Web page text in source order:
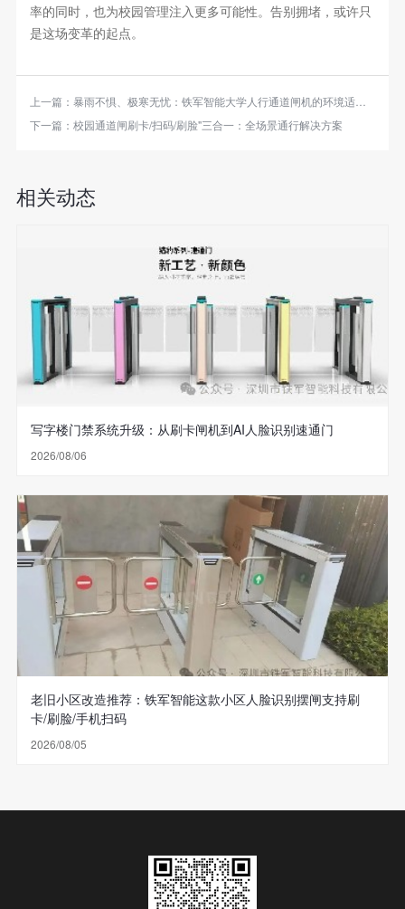
率的同时，也为校园管理注入更多可能性。告别拥堵，或许只
是这场变革的起点。
上一篇： 暴雨不惧、极寒无忧：铁军智能大学人行通道闸机的环境适应性突破
下一篇： 校园通道闸刷卡/扫码/刷脸"三合一：全场景通行解决方案
相关动态
写字楼门禁系统升级：从刷卡闸机到AI人脸识别速通门
2026/08/06
老旧小区改造推荐：铁军智能这款小区人脸识别摆闸支持刷
卡/刷脸/手机扫码
2026/08/05